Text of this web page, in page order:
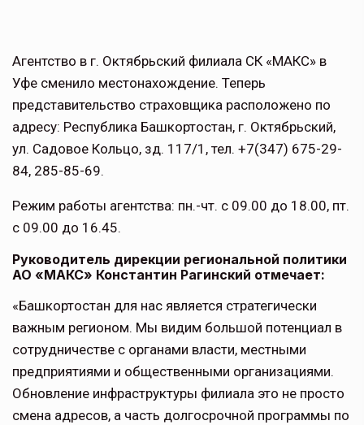
Агентство в г. Октябрьский филиала СК «МАКС» в
Уфе сменило местонахождение. Теперь
представительство страховщика расположено по
адресу: Республика Башкортостан, г. Октябрьский,
ул. Садовое Кольцо, зд. 117/1, тел. +7(347) 675-29-
84, 285-85-69.
Режим работы агентства: пн.-чт. с 09.00 до 18.00, пт.
с 09.00 до 16.45.
Руководитель дирекции региональной политики
АО «МАКС» Константин Рагинский отмечает:
«Башкортостан для нас является стратегически
важным регионом. Мы видим большой потенциал в
сотрудничестве с органами власти, местными
предприятиями и общественными организациями.
Обновление инфраструктуры филиала это не просто
смена адресов, а часть долгосрочной программы по